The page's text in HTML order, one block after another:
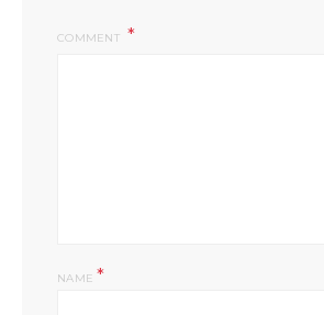
COMMENT
NAME *